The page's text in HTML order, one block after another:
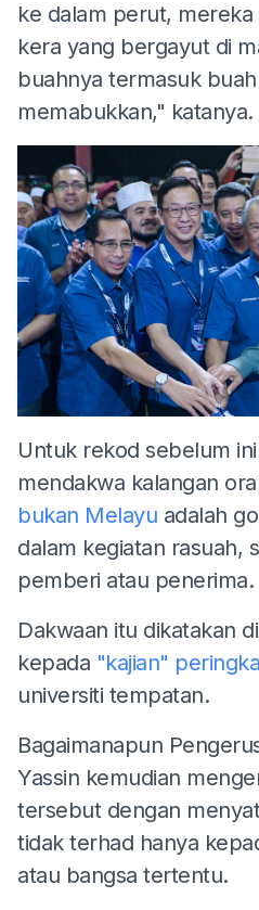
ke dalam perut,
kera yang bergayut di
buahnya termasuk
memabukkan," katanya.
Untuk rekod sebelum
mendakwa kalangan
bukan Melayu adalah
dalam kegiatan rasuah,
pemberi atau penerima.
Dakwaan itu dikatakan
kepada "kajian"
universiti tempatan.
Bagaimanapun
Yassin kemudian
tersebut dengan
tidak terhad hanya
atau bangsa tertentu.